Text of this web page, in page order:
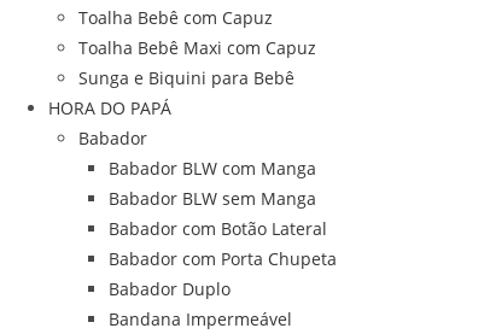
Toalha Bebê com Capuz
Toalha Bebê Maxi com Capuz
Sunga e Biquini para Bebê
HORA DO PAPÁ
Babador
Babador BLW com Manga
Babador BLW sem Manga
Babador com Botão Lateral
Babador com Porta Chupeta
Babador Duplo
Bandana Impermeável